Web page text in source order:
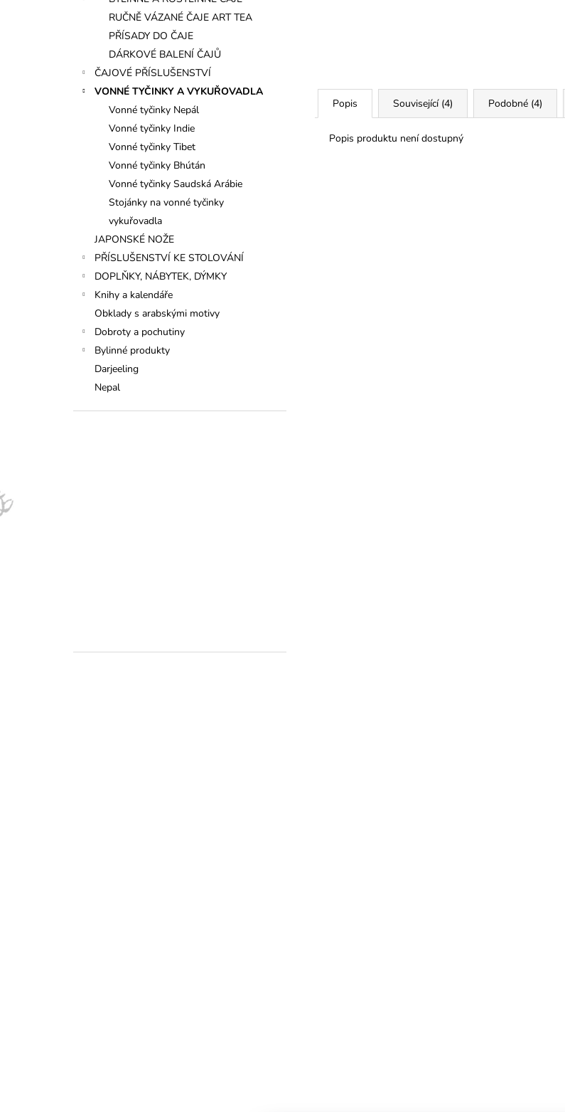
RUČNĚ VÁZANÉ ČAJE ART TEA
PŘÍSADY DO ČAJE
DÁRKOVÉ BALENÍ ČAJŮ
ČAJOVÉ PŘÍSLUŠENSTVÍ
VONNÉ TYČINKY A VYKUŘOVADLA
Vonné tyčinky Nepál
Vonné tyčinky Indie
Vonné tyčinky Tibet
Vonné tyčinky Bhútán
Vonné tyčinky Saudská Arábie
Stojánky na vonné tyčinky
vykuřovadla
JAPONSKÉ NOŽE
PŘÍSLUŠENSTVÍ KE STOLOVÁNÍ
DOPLŇKY, NÁBYTEK, DÝMKY
Knihy a kalendáře
Obklady s arabskými motivy
Dobroty a pochutiny
Bylinné produkty
Darjeeling
Nepal
Popis Související (4) Podobné (4)
Popis produktu není dostupný